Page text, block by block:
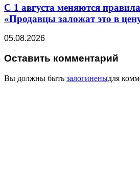
С 1 августа меняются
«Продавцы заложат это в
05.08.2026
Оставить комментарий
Вы должны быть залогиненыдля